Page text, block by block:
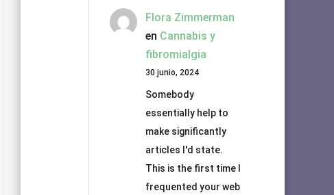
Flora Zimmerman
en Cannabis y
fibromialgia
30 junio, 2024
Somebody
essentially help to
make significantly
articles I'd state.
This is the first time I
frequented your web